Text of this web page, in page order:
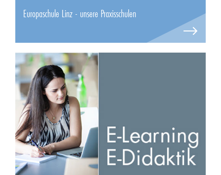
Europaschule Linz - unsere Praxisschulen